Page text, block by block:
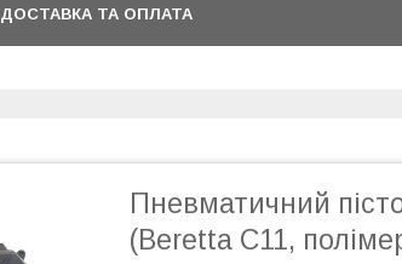
ДОСТАВКА ТА ОПЛАТА
Пневматичний
(Beretta C11,